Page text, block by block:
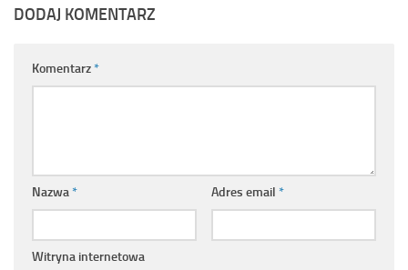
DODAJ KOMENTARZ
Komentarz*
Nazwa* Adres email *
Witryna internetowa